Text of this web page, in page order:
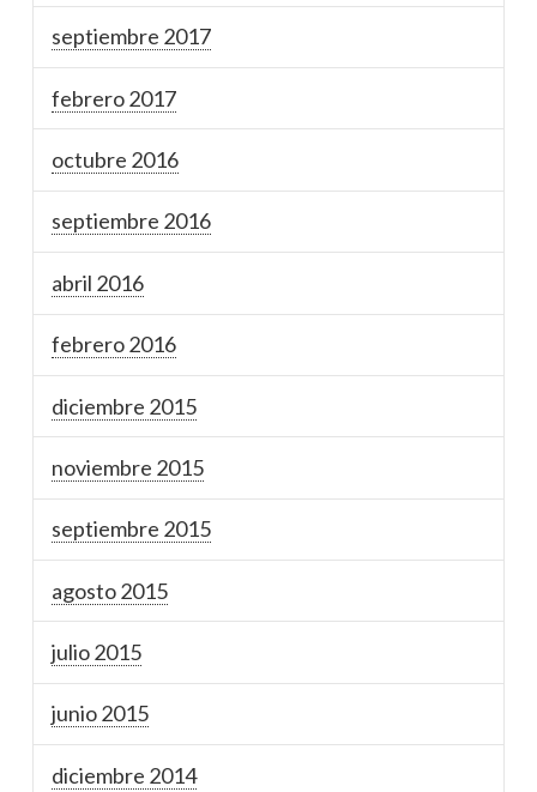
septiembre 2017
febrero 2017
octubre 2016
septiembre 2016
abril 2016
febrero 2016
diciembre 2015
noviembre 2015
septiembre 2015
agosto 2015
julio 2015
junio 2015
diciembre 2014